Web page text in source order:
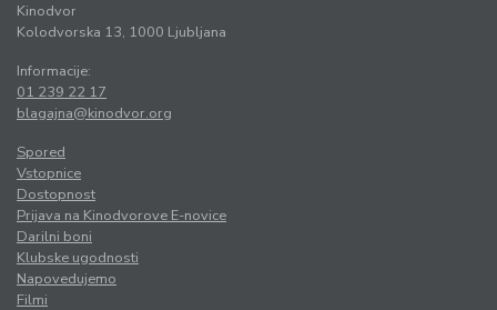
Kinodvor
Kolodvorska 13, 1000 Ljubljana
Informacije:
01 239 22 17
blagajna@kinodvor.org
Spored
Vstopnice
Dostopnost
Prijava na Kinodvorove E-novice
Darilni boni
Klubske ugodnosti
Napovedujemo
Filmi